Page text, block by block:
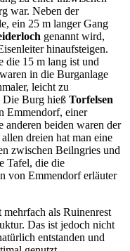
war. Neben der
ein 25 m langer Gang
genannt wird,
hinaufsteigen.
die 15 m lang ist und
in die Burganlage
leicht zu
Die Burg hieß Torfelsen
Emmendorf, einer
anderen beiden waren der
dreien hat man eine
zwischen Beilngries und
Tafel, die die
von Emmendorf erläuter
als Ruinenrest
Das ist jedoch nicht
entstanden und